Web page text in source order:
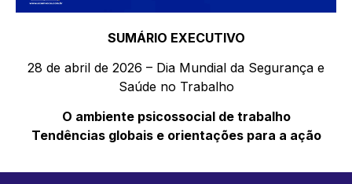
SUMÁRIO EXECUTIVO
28 de abril de 2026 – Dia Mundial da Segurança e
Saúde no Trabalho
O ambiente psicossocial de trabalho
Tendências globais e orientações para a ação